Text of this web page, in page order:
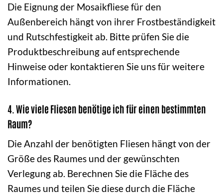
Die Eignung der Mosaikfliese für den
Außenbereich hängt von ihrer Frostbeständigkeit
und Rutschfestigkeit ab. Bitte prüfen Sie die
Produktbeschreibung auf entsprechende
Hinweise oder kontaktieren Sie uns für weitere
Informationen.
4. Wie viele Fliesen benötige ich für einen bestimmten
Raum?
Die Anzahl der benötigten Fliesen hängt von der
Größe des Raumes und der gewünschten
Verlegung ab. Berechnen Sie die Fläche des
Raumes und teilen Sie diese durch die Fläche